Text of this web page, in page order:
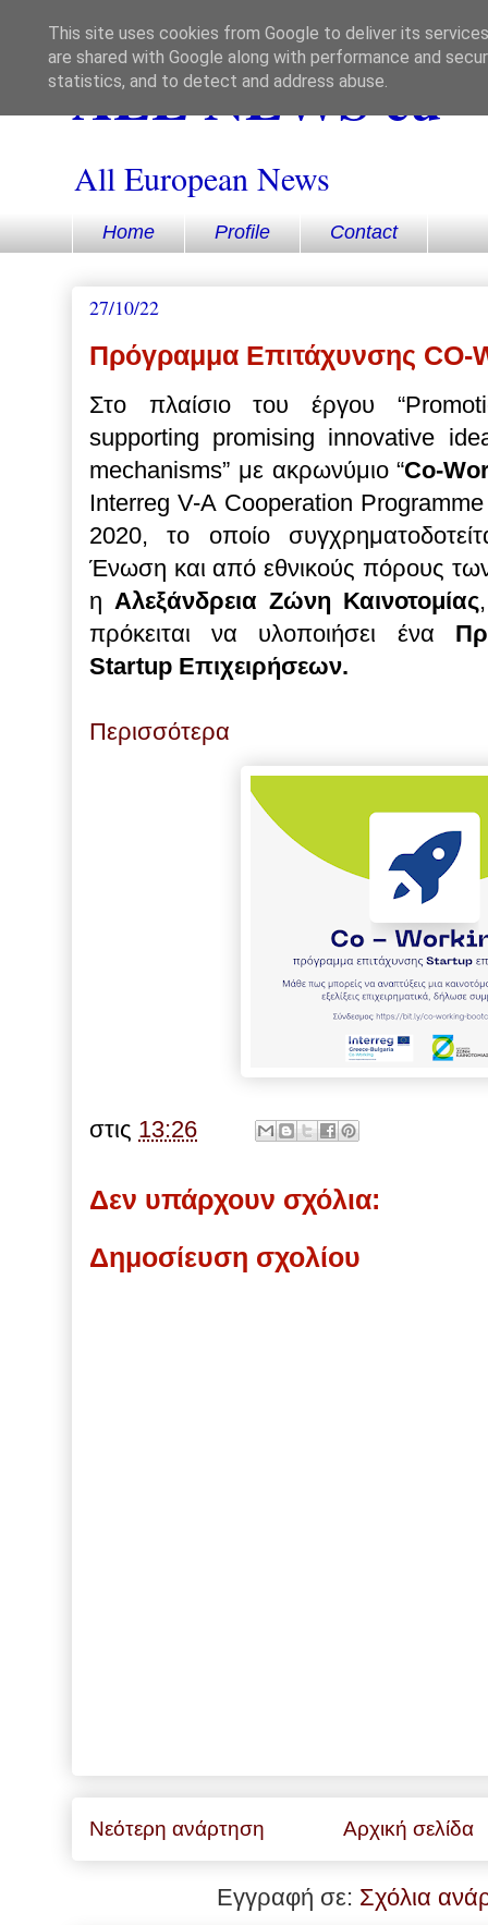
ALL NEWS eu
All European News
Home Profile Contact
27/10/22
Πρόγραμμα Επιτάχυνσης CO-
Στο πλαίσιο του έργου
supporting promising innovative
mechanisms” με ακρωνύμιο “Co-
Interreg V-A Cooperation
2020, το οποίο
Ένωση και από εθνικούς πόρους
η Αλεξάνδρεια Ζώνη Καινοτομίας
πρόκειται να υλοποιήσει ένα
Startup Επιχειρήσεων.
Περισσότερα
στις 13:26
Δεν υπάρχουν σχόλια:
Δημοσίευση σχολίου
Νεότερη ανάρτηση Αρχική σελίδα
Εγγραφή σε: Σχόλια
This site uses cookies from Google to deliver its
are shared with Google along with performance and
statistics, and to detect and address abuse.